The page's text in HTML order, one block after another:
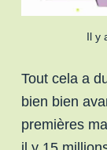
Il y
Tout cela a
bien bien
premières